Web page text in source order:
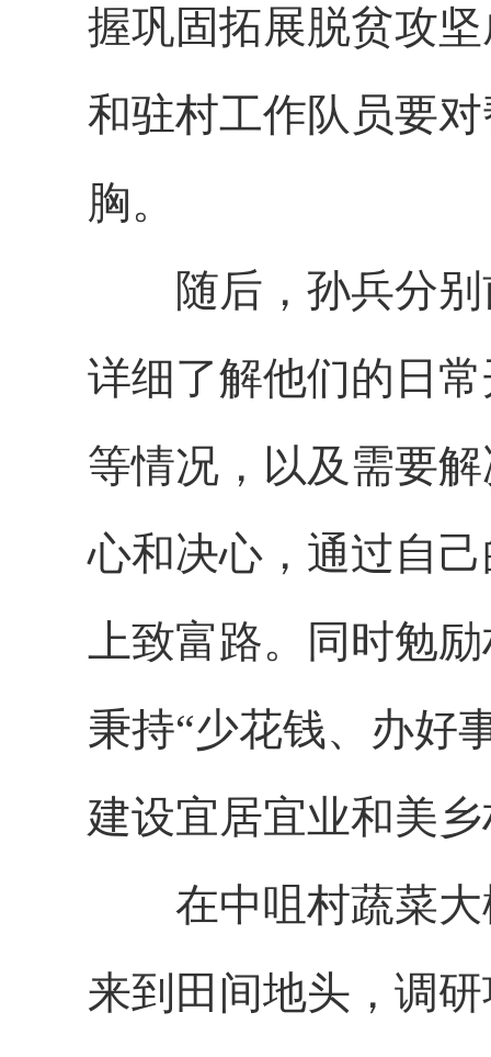
握巩固拓展脱贫攻
和驻村工作队员要
胸。
随后，孙兵分别
详细了解他们的日
等情况，以及需要
心和决心，通过自
上致富路。同时勉
秉持“少花钱、办好
建设宜居宜业和美
在中咀村蔬菜大
来到田间地头，调